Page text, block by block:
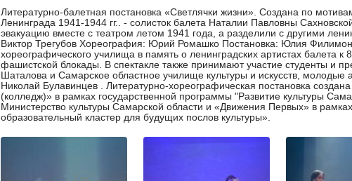
Литературно-балетная постановка «Светлячки жизни». Создана по
Ленинграда 1941-1944 гг.. - солисток балета Наталии Павловны
эвакуацию вместе с театром летом 1941 года, а разделили с другими
Виктор Трегубов Хореография: Юрий Ромашко Постановка: Юлия
хореографического училища в память о ленинградских артистах балета
фашистской блокады. В спектакле также принимают участие студенты и
Шаталова и Самарское областное училище культуры и искусств,
Николай Булавинцев . Литературно-хореографическая постановка
(колледж)» в рамках государственной программы "Развитие культуры
Министерство культуры Самарской области и «Движения Первых» в
образовательный кластер для будущих послов культуры».